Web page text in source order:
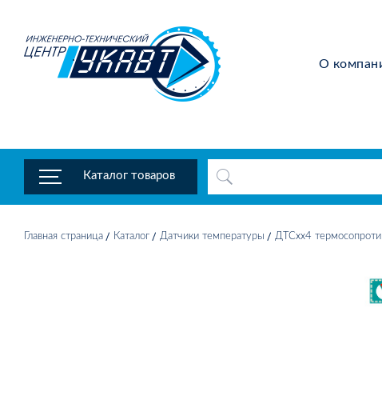
О
Каталог товаров
Главная страница Каталог Датчики температуры ДТСхх4